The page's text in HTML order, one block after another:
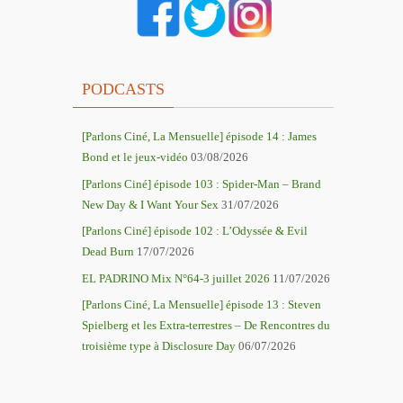
PODCASTS
[Parlons Ciné, La Mensuelle] épisode 14 : James
Bond et le jeux-vidéo 03/08/2026
[Parlons Ciné] épisode 103 : Spider-Man – Brand
New Day & I Want Your Sex 31/07/2026
[Parlons Ciné] épisode 102 : L’Odyssée & Evil
Dead Burn 17/07/2026
EL PADRINO Mix N°64-3 juillet 2026 11/07/2026
[Parlons Ciné, La Mensuelle] épisode 13 : Steven
Spielberg et les Extra-terrestres – De Rencontres du
troisième type à Disclosure Day 06/07/2026